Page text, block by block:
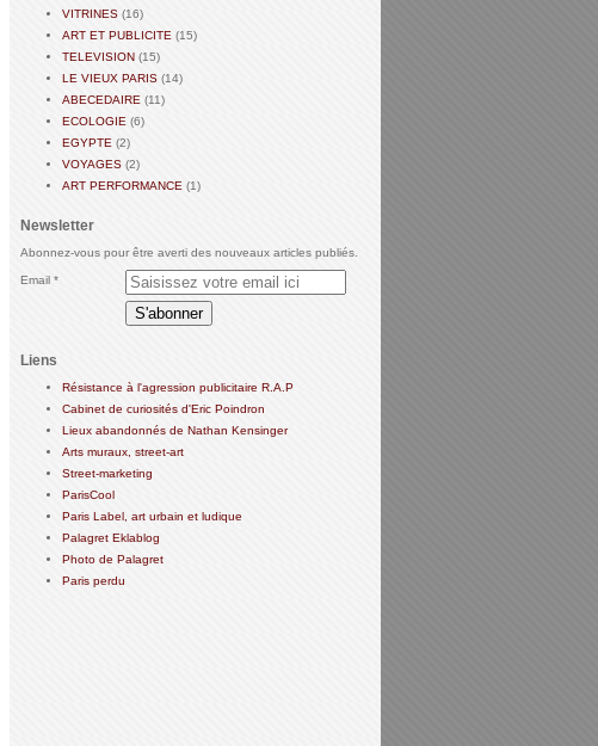
VITRINES (16)
ART ET PUBLICITE (15)
TELEVISION (15)
LE VIEUX PARIS (14)
ABECEDAIRE (11)
ECOLOGIE (6)
EGYPTE (2)
VOYAGES (2)
ART PERFORMANCE (1)
Newsletter
Abonnez-vous pour être averti des nouveaux articles publiés.
Email
Liens
Résistance à l'agression publicitaire R.A.P
Cabinet de curiosités d'Eric Poindron
Lieux abandonnés de Nathan Kensinger
Arts muraux, street-art
Street-marketing
ParisCool
Paris Label, art urbain et ludique
Palagret Eklablog
Photo de Palagret
Paris perdu